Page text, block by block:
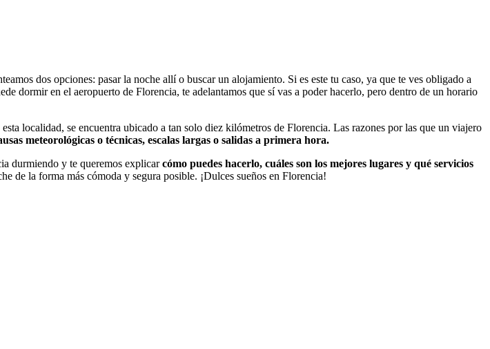
dos opciones: pasar la noche allí o buscar un alojamiento. Si es este tu caso, ya que te ves obligado a
dormir en el aeropuerto de Florencia, te adelantamos que sí vas a poder hacerlo, pero dentro de un horario
esta localidad, se encuentra ubicado a tan solo diez kilómetros de Florencia. Las razones por las que un viajero
meteorológicas o técnicas, escalas largas o salidas a primera hora.
durmiendo y te queremos explicarcómo puedes hacerlo, cuáles son los mejores lugares y qué servicios
de la forma más cómoda y segura posible. ¡Dulces sueños en Florencia!